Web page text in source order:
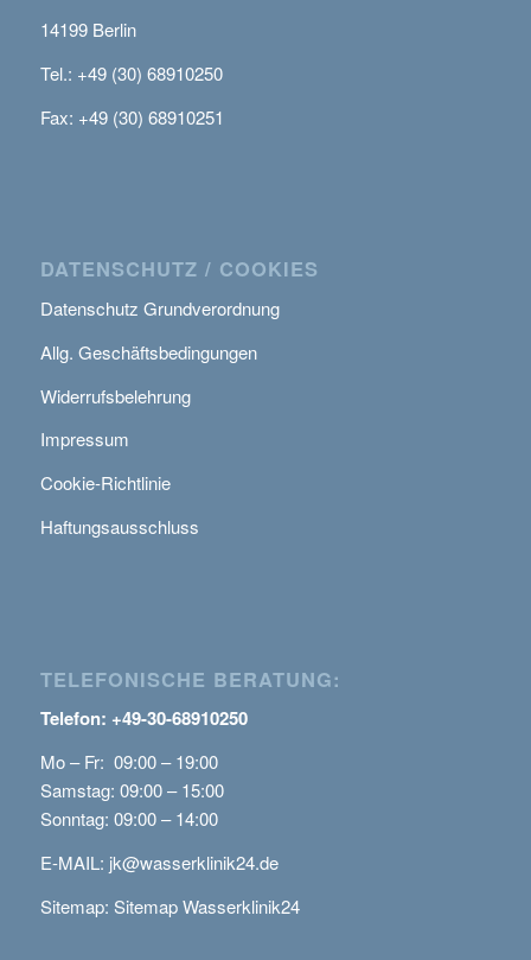
14199 Berlin
Tel.: +49 (30) 68910250
Fax: +49 (30) 68910251
DATENSCHUTZ / COOKIES
Datenschutz Grundverordnung
Allg. Geschäftsbedingungen
Widerrufsbelehrung
Impressum
Cookie-Richtlinie
Haftungsausschluss
TELEFONISCHE BERATUNG:
Telefon: +49-30-68910250
Mo – Fr: 09:00 – 19:00
Samstag: 09:00 – 15:00
Sonntag: 09:00 – 14:00
E-MAIL: jk@wasserklinik24.de
Sitemap: Sitemap Wasserklinik24